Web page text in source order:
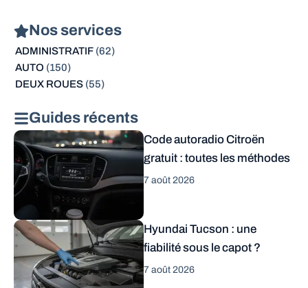
Nos services
ADMINISTRATIF(62)
AUTO (150)
DEUX ROUES(55)
Guides récents
Code autoradio Citroën
gratuit : toutes les méthodes
7 août 2026
Hyundai Tucson : une
fiabilité sous le capot ?
7 août 2026